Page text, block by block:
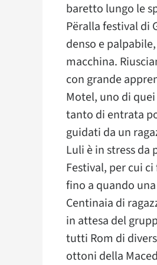
baretto lungo le
Përalla festival di
denso e
macchina.
con grande
Motel, uno di
tanto di entrata
guidati da un
Luli è in stress da
Festival, per cui
fino a quando
Centinaia di
in attesa del
tutti Rom di
ottoni della